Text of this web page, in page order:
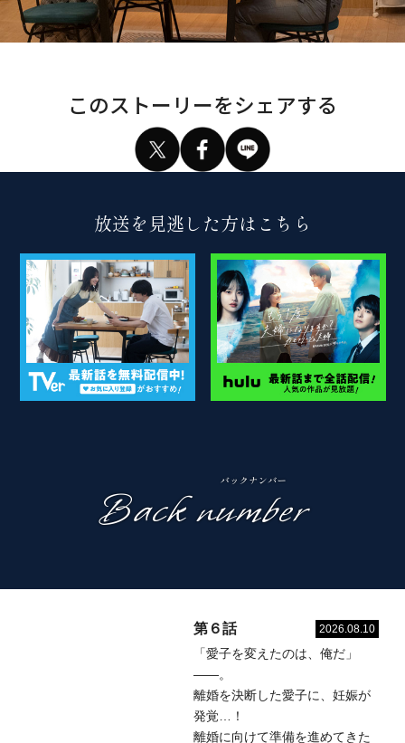
このストーリーをシェアする
放送を 見逃した方は こちら
第６話 2026.08.10
「愛子を変えたのは、俺だ」
――。
離婚を決断した愛子に、妊娠が
発覚…！
離婚に向けて準備を進めてきた